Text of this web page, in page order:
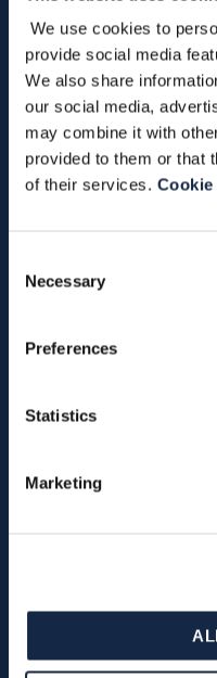
We use cookies to
provide social media
We also share
our social media,
may combine it with
provided to them or that
of their services.
Selection
Necessary
Preferences
Statistics
Marketing
Prywatności dotyczącej
otrzymywanie
za pośrednictwem poczty
SPÓŁKA